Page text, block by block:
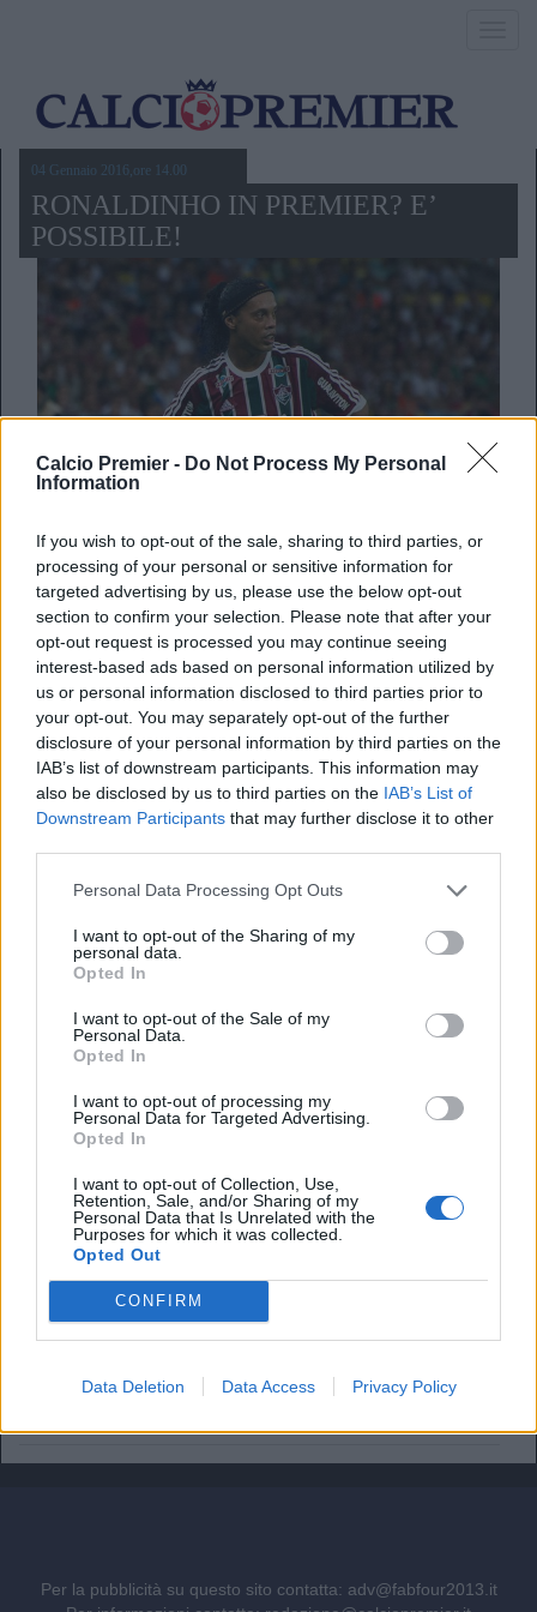
Calcio Premier - Do Not Process My Personal
Information
If you wish to opt-out of the sale, sharing to third parties, or
processing of your personal or sensitive information for
targeted advertising by us, please use the below opt-out
section to confirm your selection. Please note that after your
opt-out request is processed you may continue seeing
interest-based ads based on personal information utilized by
us or personal information disclosed to third parties prior to
your opt-out. You may separately opt-out of the further
disclosure of your personal information by third parties on the
IAB’s list of downstream participants. This information may
also be disclosed by us to third parties on the IAB’s List of
Downstream Participants that may further disclose it to other
Personal Data Processing Opt Outs
I want to opt-out of the Sharing of my
personal data.
Opted In
I want to opt-out of the Sale of my
Personal Data.
Opted In
I want to opt-out of processing my
Personal Data for Targeted Advertising.
Opted In
I want to opt-out of Collection, Use,
Retention, Sale, and/or Sharing of my
Personal Data that Is Unrelated with the
Purposes for which it was collected.
Opted Out
CONFIRM
Data Deletion Data Access Privacy Policy
04 Gennaio 2016,ore 14.00
RONALDINHO IN PREMIER? E’
POSSIBILE!
Finita l’esperienza alFluminense, in Brasile, Ronaldo de
Assis Moreira, per tuttiRonaldinho, è pronto per lanciarsi
in un’altra avventura.
Lo dice Roberto, fratello e procuratore diDinho, alTimes
“l’Asia e gli States sono le destinazioni più probabili, ma
non scartiamo nessuna ipotesi,Premier Leaguecompresa.
Lui ama vincere, vuole ancora giocare, non ha mai avuto
grossi infortuni ed è ancora integro fisicamente. Credo
REDAZIONE
Twitter @Calciopremier
Ufficiale: l'Hull City prende Tzolakis. La cifra record ed i
dettagli
Tottenham scatenato per Gakpo: contatto con gli agenti,
De Zerbi vuole l'olandese
Chelsea, ecco il nuovo terzino: vicino Pep Chavarría dal
Manchester United, addio Bayindir: il portiere turco vola in
Liga
Ipswich, nuovo rinforzo a centrocampo: ufficiale
Per la pubblicità su questo sito contatta: adv@fabfour2013.it